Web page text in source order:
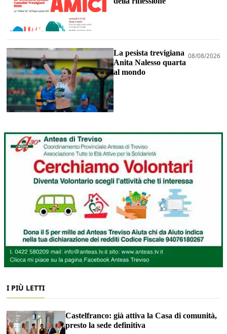
La pesista trevigiana
Anita Nalesso quarta
al mondo
08/08/2026
I PIÙ LETTI
Castelfranco: già attiva la Casa di comunità,
presto la sede definitiva